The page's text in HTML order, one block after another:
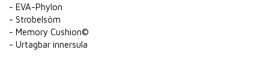
- EVA-Phylon
- Strobelsöm
- Memory Cushion©
- Urtagbar innersula